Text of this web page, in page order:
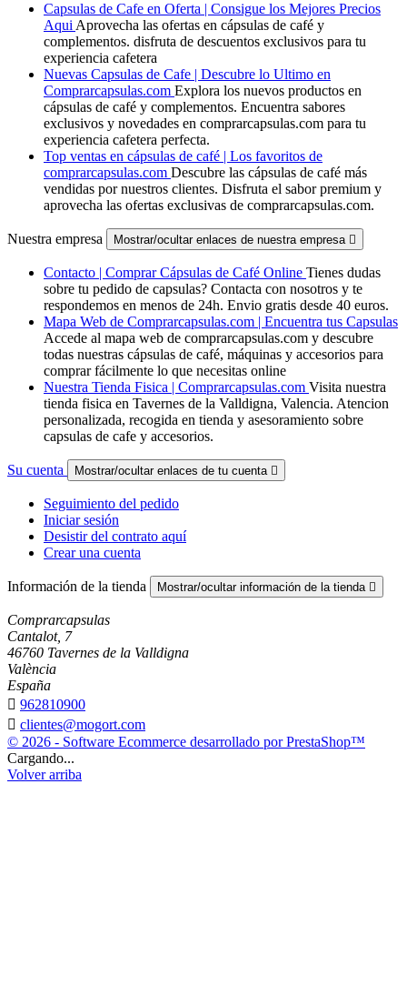
Capsulas de Cafe en Oferta | Consigue los Mejores Precios
Aqui Aprovecha las ofertas en cápsulas de café y
complementos. disfruta de descuentos exclusivos para tu
experiencia cafetera
Nuevas Capsulas de Cafe | Descubre lo Ultimo en
Comprarcapsulas.com Explora los nuevos productos en
cápsulas de café y complementos. Encuentra sabores
exclusivos y novedades en comprarcapsulas.com para tu
experiencia cafetera perfecta.
Top ventas en cápsulas de café | Los favoritos de
comprarcapsulas.com Descubre las cápsulas de café más
vendidas por nuestros clientes. Disfruta el sabor premium y
aprovecha las ofertas exclusivas de comprarcapsulas.com.
Nuestra empresa Mostrar/ocultar enlaces de nuestra empresa 
Contacto | Comprar Cápsulas de Café Online Tienes dudas
sobre tu pedido de capsulas? Contacta con nosotros y te
respondemos en menos de 24h. Envio gratis desde 40 euros.
Mapa Web de Comprarcapsulas.com | Encuentra tus Capsulas
Accede al mapa web de comprarcapsulas.com y descubre
todas nuestras cápsulas de café, máquinas y accesorios para
comprar fácilmente lo que necesitas online
Nuestra Tienda Fisica | Comprarcapsulas.com Visita nuestra
tienda fisica en Tavernes de la Valldigna, Valencia. Atencion
personalizada, recogida en tienda y asesoramiento sobre
capsulas de cafe y accesorios.
Su cuenta Mostrar/ocultar enlaces de tu cuenta 
Seguimiento del pedido
Iniciar sesión
Desistir del contrato aquí
Crear una cuenta
Información de la tienda Mostrar/ocultar información de la tienda 
Comprarcapsulas
Cantalot, 7
46760 Tavernes de la Valldigna
València
España
 962810900
 clientes@mogort.com
© 2026 - Software Ecommerce desarrollado por PrestaShop™
Cargando...
Volver arriba